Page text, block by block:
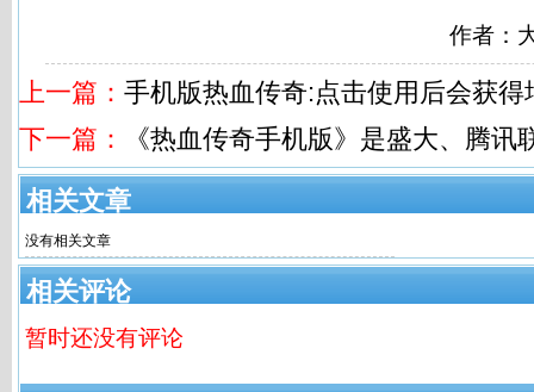
作者：
上一篇： 手机版热血传奇:点击使用后会获得
下一篇：
《热血传奇手机版》是盛大、腾讯
相关文章
没有相关文章
相关评论
暂时还没有评论